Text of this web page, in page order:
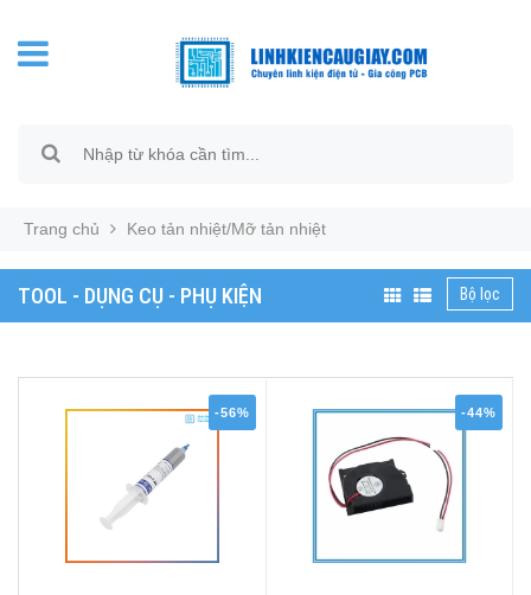
Trang chủ Keo tản nhiệt/Mỡ tản nhiệt
TOOL - DỤNG CỤ - PHỤ KIỆN Bộ lọc
-56% -44%